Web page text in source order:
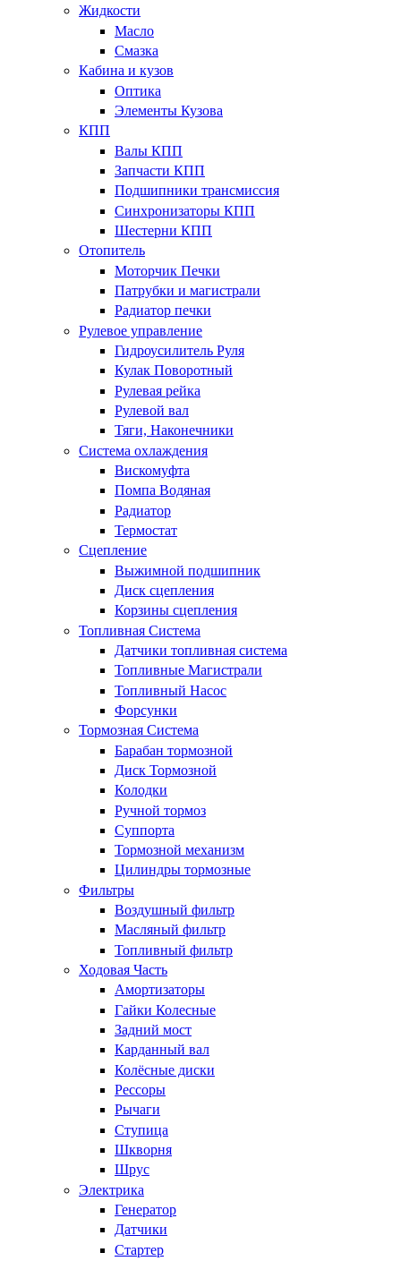
Жидкости
Масло
Смазка
Кабина и кузов
Оптика
Элементы Кузова
КПП
Валы КПП
Запчасти КПП
Подшипники трансмиссия
Синхронизаторы КПП
Шестерни КПП
Отопитель
Моторчик Печки
Патрубки и магистрали
Радиатор печки
Рулевое управление
Гидроусилитель Руля
Кулак Поворотный
Рулевая рейка
Рулевой вал
Тяги, Наконечники
Система охлаждения
Вискомуфта
Помпа Водяная
Радиатор
Термостат
Сцепление
Выжимной подшипник
Диск сцепления
Корзины сцепления
Топливная Система
Датчики топливная система
Топливные Магистрали
Топливный Насос
Форсунки
Тормозная Система
Барабан тормозной
Диск Тормозной
Колодки
Ручной тормоз
Суппорта
Тормозной механизм
Цилиндры тормозные
Фильтры
Воздушный фильтр
Масляный фильтр
Топливный фильтр
Ходовая Часть
Амортизаторы
Гайки Колесные
Задний мост
Карданный вал
Колёсные диски
Рессоры
Рычаги
Ступица
Шкворня
Шрус
Электрика
Генератор
Датчики
Стартер